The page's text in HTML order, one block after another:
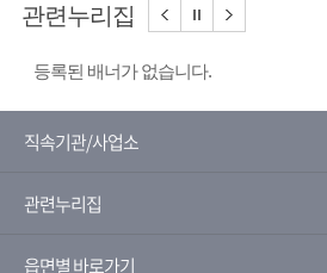
관련누리집
등록된 배너가 없습니다.
직속기관/사업소
관련누리집
읍면별 바로가기